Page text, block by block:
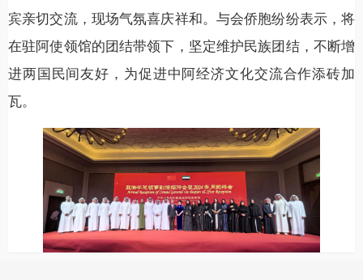
宾亲切交流，现场气氛喜庆祥和。与会侨胞纷纷表示，将
在驻阿使领馆的团结带领下，坚定维护民族团结，不断增
进两国民间友好，为促进中阿经济文化交流合作添砖加
瓦。